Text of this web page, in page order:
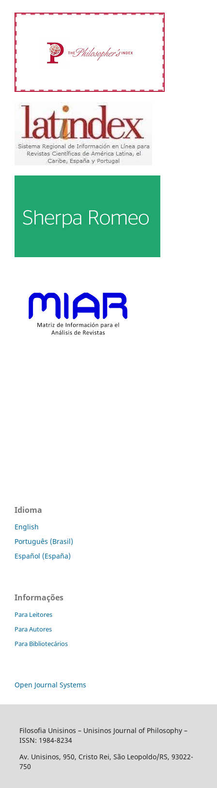
Idioma
English
Português (Brasil)
Español (España)
Informações
Para Leitores
Para Autores
Para Bibliotecários
Open Journal Systems
Filosofia Unisinos – Unisinos Journal of Philosophy –
ISSN: 1984-8234
Av. Unisinos, 950, Cristo Rei, São Leopoldo/RS, 93022-
750